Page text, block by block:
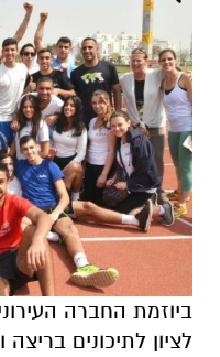
ביוזמת החברה
לציון לתיכונים